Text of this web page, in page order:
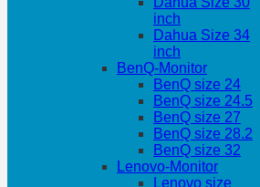
inch
Dahua Size 34
inch
BenQ-Monitor
BenQ size 24
BenQ size 24.5
BenQ size 27
BenQ size 28.2
BenQ size 32
Lenovo-Monitor
Lenovo size